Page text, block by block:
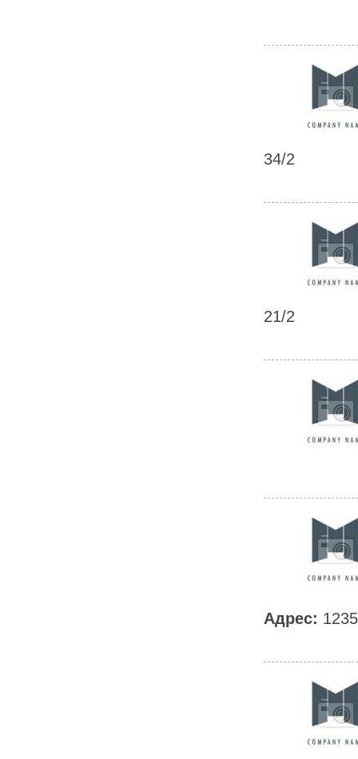
34/2
21/2
Адрес: